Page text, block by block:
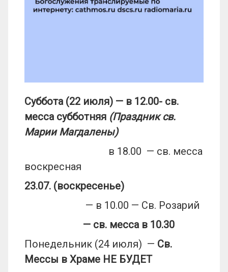
Суббота (22 июля) — в 12.00- св.
месса субботняя (Праздник св.
Марии Магдалены)
в 18.00 — св. месса
воскресная
23.07. (воскресенье)
— в 10.00 — Св. Розарий
— св. месса в 10.30
Понедельник (24 июля) — Св.
Мессы в Храме НЕ БУДЕТ